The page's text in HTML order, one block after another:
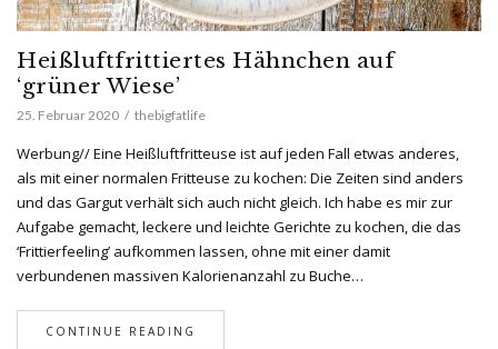
Heißluftfrittiertes Hähnchen auf
‘grüner Wiese’
25. Februar 2020 thebigfatlife
Werbung// Eine Heißluftfritteuse ist auf jeden Fall etwas anderes,
als mit einer normalen Fritteuse zu kochen: Die Zeiten sind anders
und das Gargut verhält sich auch nicht gleich. Ich habe es mir zur
Aufgabe gemacht, leckere und leichte Gerichte zu kochen, die das
‘Frittierfeeling’ aufkommen lassen, ohne mit einer damit
verbundenen massiven Kalorienanzahl zu Buche…
CONTINUE READING